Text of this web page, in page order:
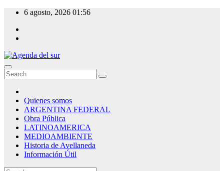
Skip
content
6 agosto, 2026 01:56
Agenda del sur
Quienes somos
ARGENTINA FEDERAL
Obra Pública
LATINOAMERICA
MEDIOAMBIENTE
Historia de Avellaneda
Información Útil